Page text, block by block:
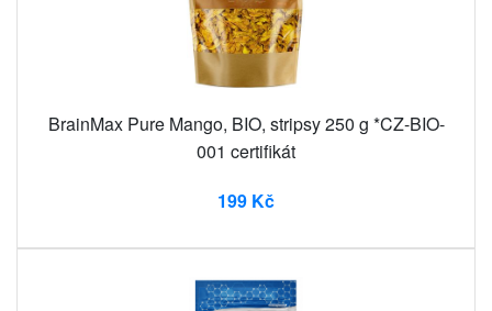
BrainMax Pure Mango, BIO, stripsy 250 g *CZ-BIO-
001 certifikát
199 Kč